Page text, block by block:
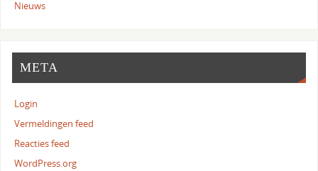
Nieuws
META
Login
Vermeldingen feed
Reacties feed
WordPress.org